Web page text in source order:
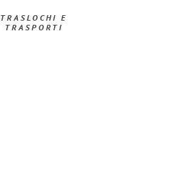
TRASLOCHI E
TRASPORTI​